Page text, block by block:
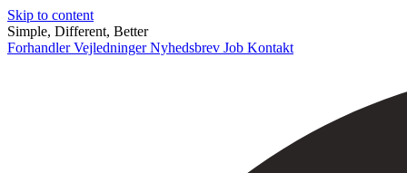
Skip to content
Simple, Different, Better
ForhandlerVejledningerNyhedsbrev Job Kontakt